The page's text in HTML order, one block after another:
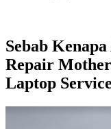
Sebab
Repair
Laptop Service